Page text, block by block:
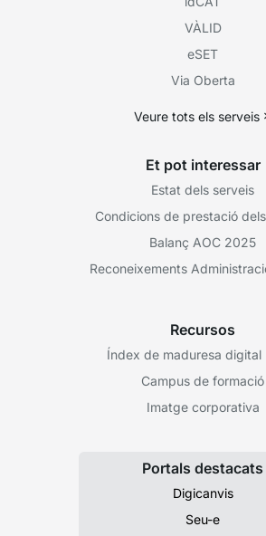
VÀLID
eSET
Via Oberta
Veure tots els serveis
Et pot interessar
Estat dels serveis
Condicions de prestació
Balanç AOC 2025
Reconeixements
Recursos
Índex de maduresa digital
Campus de formació
Imatge corporativa
Portals destacats
Digicanvis
Seu-e